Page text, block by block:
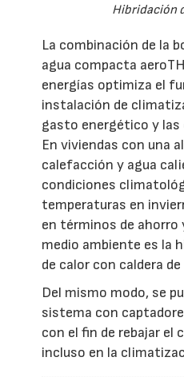
Hibridación
La combinación de la
agua compacta
energías optimiza el
instalación de
gasto energético y las
En viviendas con una
calefacción y agua
condiciones
temperaturas en
en términos de ahorro
medio ambiente es la
de calor con caldera
Del mismo modo, se
sistema con
con el fin de rebajar el
incluso en la